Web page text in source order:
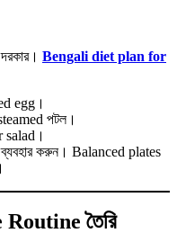
Bengali diet plan for
egg।
পটল।
salad।
করুন। Balanced plates
তৈরি